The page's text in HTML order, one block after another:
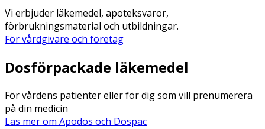
Vi erbjuder läkemedel, apoteksvaror,
förbrukningsmaterial och utbildningar.
För vårdgivare och företag
Dosförpackade läkemedel
För vårdens patienter eller för dig som vill prenumerera
på din medicin
Läs mer om Apodos och Dospac